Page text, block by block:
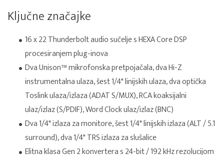
Ključne značajke
16 x 22 Thunderbolt audio sučelje s HEXA Core DSP
procesiranjem plug-inova
Dva Unison™ mikrofonska pretpojačala, dva Hi-Z
instrumentalna ulaza, šest 1/4" linijskih ulaza, dva optička
Toslink ulaza/izlaza (ADAT S/MUX), RCA koaksijalni
ulaz/izlaz (S/PDIF), Word Clock ulaz/izlaz (BNC)
Dva 1/4" izlaza za monitore, šest 1/4" linijskih izlaza (ALT / 5.1
surround), dva 1/4" TRS izlaza za slušalice
Elitna klasa Gen 2 konvertera s 24-bit / 192 kHz rezolucijom